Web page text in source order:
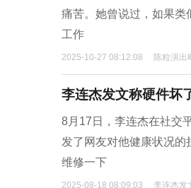
痛苦。她曾说过，如果类
工作
2025-10-27 08:12:08 陈粒演出
李连杰发文称硬件坏
8月17日，李连杰在社交
发了网友对他健康状况的
维修一下
2025-08-18 08:09:03 李连杰发